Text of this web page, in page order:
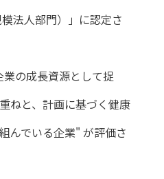
法人部門）」に認定さ
の成長資源として捉
ねと、計画に基づく健康
んでいる企業" が評価さ